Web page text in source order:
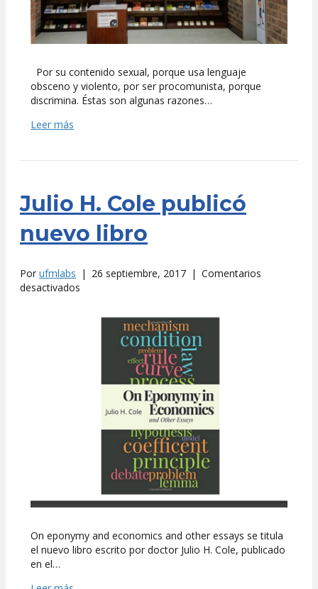
Por su contenido sexual, porque usa lenguaje
obsceno y violento, por ser procomunista, porque
discrimina. Éstas son algunas razones…
Leer más
Julio H. Cole publicó
nuevo libro
Por ufmlabs | 26 septiembre, 2017 | Comentarios
desactivados
On eponymy and economics and other essays se titula
el nuevo libro escrito por doctor Julio H. Cole, publicado
en el…